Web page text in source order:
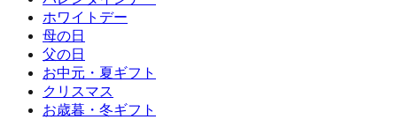
ホワイトデー
母の日
父の日
お中元・夏ギフト
クリスマス
お歳暮・冬ギフト